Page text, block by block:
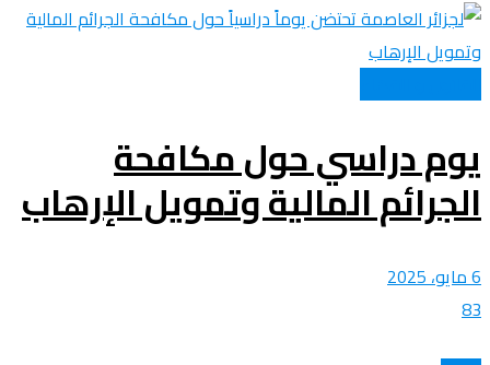
يوم دراسي حول مكافحة
الجرائم المالية وتمويل الإرهاب
6 مايو، 2025
83